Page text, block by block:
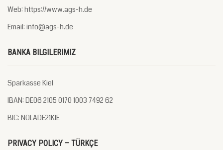
Web: https://www.ags-h.de
Email: info@ags-h.de
BANKA BILGILERIMIZ
Sparkasse Kiel
IBAN: DE06 2105 0170 1003 7492 62
BIC: NOLADE21KIE
PRIVACY POLICY – TÜRKÇE